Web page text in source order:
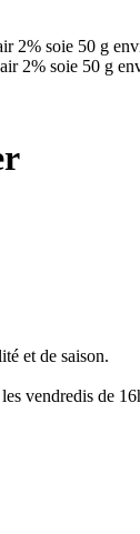
2% soie 50 g
2% soie 50 g
et de saison.
vendredis de